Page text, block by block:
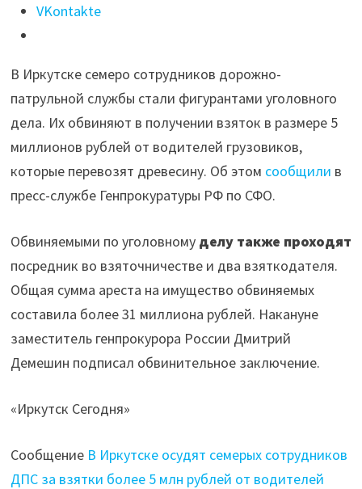
осудят
семерых
ДПС
за
взятки
более
5
млн
от
водителей"
VKontakte
В Иркутске семеро сотрудников дорожно-
патрульной службы стали фигурантами уголовного
дела. Их обвиняют в получении взяток в размере 5
миллионов рублей от водителей грузовиков,
которые перевозят древесину. Об этом сообщили в
пресс-службе Генпрокуратуры РФ по СФО.
Обвиняемыми по уголовному делу также проходят
посредник во взяточничестве и два взяткодателя.
Общая сумма ареста на имущество обвиняемых
составила более 31 миллиона рублей. Накануне
заместитель генпрокурора России Дмитрий
Демешин подписал обвинительное заключение.
«Иркутск Сегодня»
Сообщение В Иркутске осудят семерых сотрудников
ДПС за взятки более 5 млн рублей от водителей